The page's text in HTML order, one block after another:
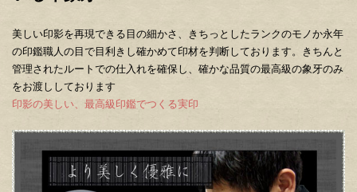
美しい印影を再現できる目の細かさ、きちっとしたランクのモノか永年
の印鑑職人の目で目利きし確かめて印材を判断しております。きちんと
管理されたルートでの仕入れを確保し、確かな品質の最高級の象牙のみ
をお渡ししております
印影の美しい、最高級印鑑でつくる実印